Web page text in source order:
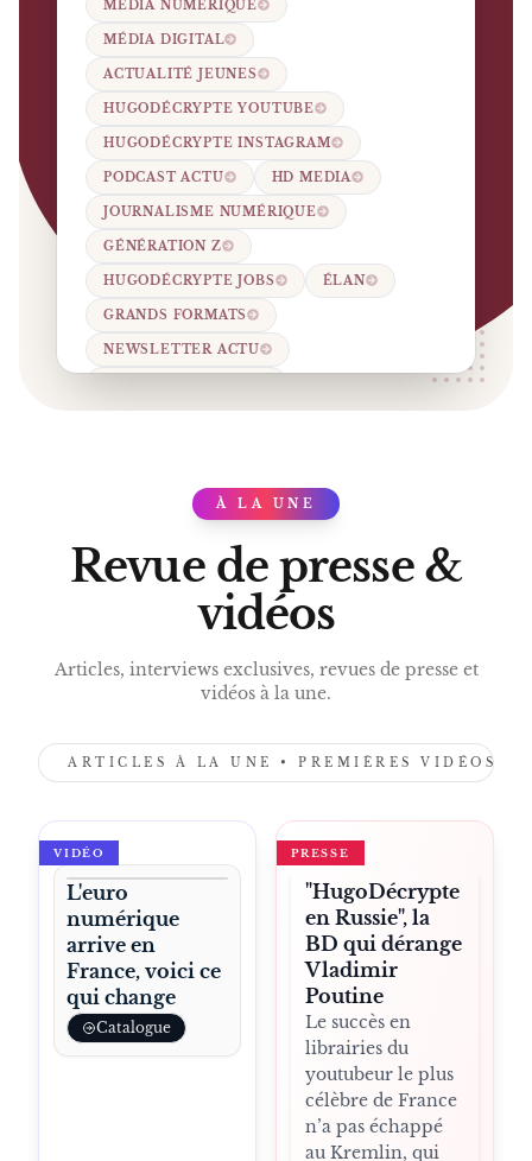
MÉDIA NUMÉRIQUE
MÉDIA DIGITAL
ACTUALITÉ JEUNES
HUGODÉCRYPTE YOUTUBE
HUGODÉCRYPTE INSTAGRAM
PODCAST ACTU HD MEDIA
JOURNALISME NUMÉRIQUE
GÉNÉRATION Z
HUGODÉCRYPTE JOBS ÉLAN
GRANDS FORMATS
NEWSLETTER ACTU
ÉDUCATION AUX MÉDIAS.
PRESS
À LA UNE
Revue de presse &
vidéos
Articles, interviews exclusives, revues de presse et
vidéos à la une.
ARTICLES À LA UNE • PREMIÈRES VIDÉOS •
VIDÉO
L'euro
numérique
arrive en
France, voici ce
qui change
Catalogue
PRESSE
"HugoDécrypte
en Russie", la
BD qui dérange
Vladimir
Poutine
Le succès en
librairies du
youtubeur le plus
célèbre de France
n’a pas échappé
au Kremlin, qui